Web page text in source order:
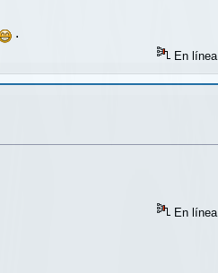
.
En línea
En línea